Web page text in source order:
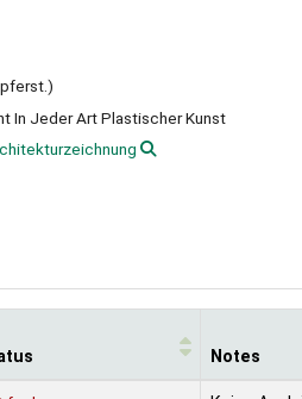
In Jeder Art Plastischer Kunst
Notes